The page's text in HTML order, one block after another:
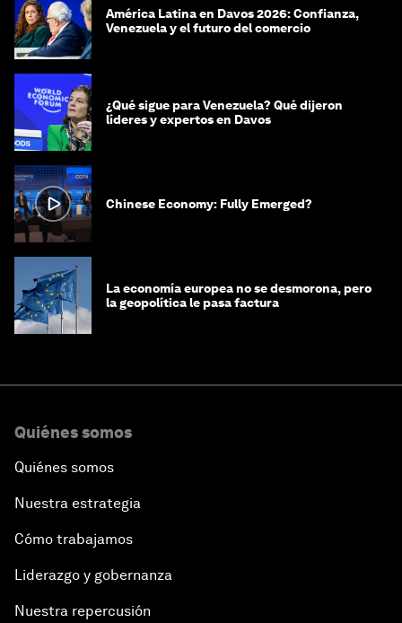
América Latina en Davos 2026: Confianza,
Venezuela y el futuro del comercio
¿Qué sigue para Venezuela? Qué dijeron
líderes y expertos en Davos
Chinese Economy: Fully Emerged?
La economía europea no se desmorona, pero
la geopolítica le pasa factura
Quiénes somos
Quiénes somos
Nuestra estrategia
Cómo trabajamos
Liderazgo y gobernanza
Nuestra repercusión